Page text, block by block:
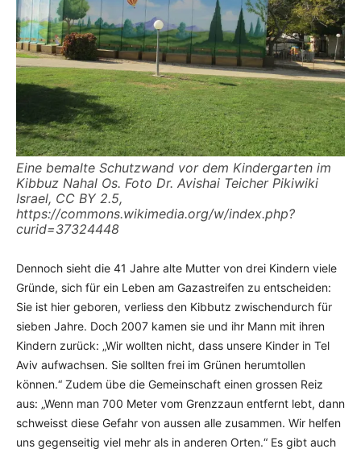
Eine bemalte Schutzwand vor dem Kindergarten im
Kibbuz Nahal Os. Foto Dr. Avishai Teicher Pikiwiki
Israel, CC BY 2.5,
https://commons.wikimedia.org/w/index.php?
curid=37324448
Dennoch sieht die 41 Jahre alte Mutter von drei Kindern viele
Gründe, sich für ein Leben am Gazastreifen zu entscheiden:
Sie ist hier geboren, verliess den Kibbutz zwischendurch für
sieben Jahre. Doch 2007 kamen sie und ihr Mann mit ihren
Kindern zurück: „Wir wollten nicht, dass unsere Kinder in Tel
Aviv aufwachsen. Sie sollten frei im Grünen herumtollen
können.“ Zudem übe die Gemeinschaft einen grossen Reiz
aus: „Wenn man 700 Meter vom Grenzzaun entfernt lebt, dann
schweisst diese Gefahr von aussen alle zusammen. Wir helfen
uns gegenseitig viel mehr als in anderen Orten.“ Es gibt auch